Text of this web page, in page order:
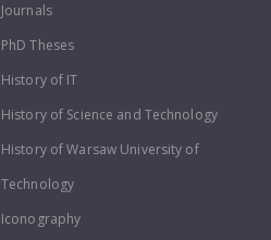
Journals
PhD Theses
History of IT
History of Science and Technology
History of Warsaw University of
Technology
Iconography